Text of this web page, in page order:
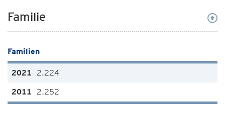
Familie
Familien
2.224
2.252